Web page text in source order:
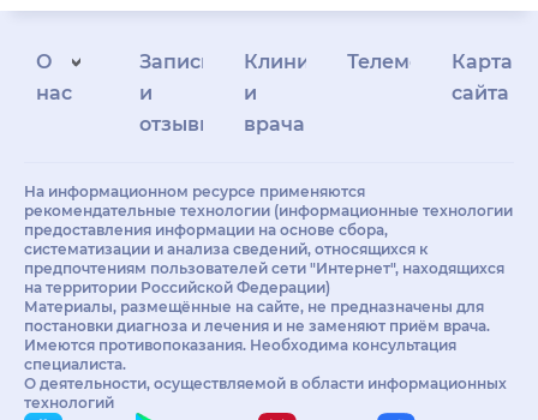
О
нас
Запись
и
отзывы
Клиникам
и
врачам
Телемедицина
Карта
сайта
На информационном ресурсе применяются
рекомендательные технологии (информационные технологии
предоставления информации на основе сбора,
систематизации и анализа сведений, относящихся к
предпочтениям пользователей сети "Интернет", находящихся
на территории Российской Федерации)
Материалы, размещённые на сайте, не предназначены для
постановки диагноза и лечения и не заменяют приём врача.
Имеются противопоказания. Необходима консультация
специалиста.
О деятельности, осуществляемой в области информационных
технологий